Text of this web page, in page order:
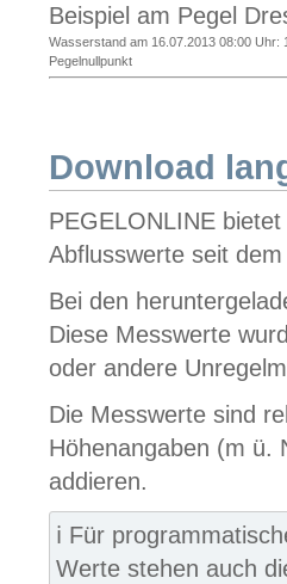
Beispiel am Pegel
Wasserstand am 16.07.2013 08:00 Uhr:
Pegelnullpunkt
Download
PEGELONLINE
Abflusswerte seit
Bei den
Diese Messwerte
oder andere
Die Messwerte sind
Höhenangaben (m ü.
addieren.
ℹ️ Für
Werte stehen auch